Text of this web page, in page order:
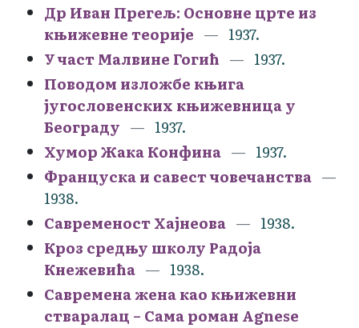
Др Иван Прегељ: Основне црте из
књижевне теорије
1937.
У част Малвине Гогић
1937.
Поводом изложбе књига
југословенских књижевница у
Београду
1937.
Хумор Жака Конфина
1937.
Француска и савест човечанства
1938.
Савременост Хајнеова
1938.
Кроз средњу школу Радоја
Кнежевића
1938.
Савремена жена као књижевни
стваралац – Сама роман Agnese